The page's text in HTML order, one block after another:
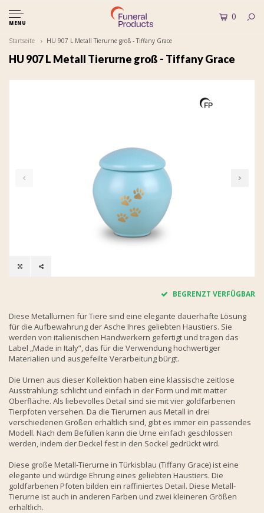
MENU
0
Startseite HU 907 L Metall Tierurne groß - Tiffany Grace
HU 907 L Metall Tierurne groß - Tiffany Grace
BEGRENZT VERFÜGBAR
Diese Metallurnen für Tiere sind eine elegante dauerhafte Lösung
für die Aufbewahrung der Asche Ihres geliebten Haustiers. Sie
werden von italienischen Handwerkern gefertigt und tragen das
Label „Made in Italy”, das für die Verwendung hochwertiger
Materialien und ausgefeilte Verarbeitung bürgt.
Die Urnen aus dieser Kollektion haben eine klassische zeitlose
Ausstrahlung: schlicht und einfach in der Form und mit matter
Oberfläche. Als liebevolles Detail sind sie mit vier goldfarbenen
Tierpfoten versehen. Da die Tierurnen aus Metall in drei
verschiedenen Größen erhältlich sind, gibt es immer ein passendes
Modell. Nach dem Befüllen kann die Urne einfach geschlossen
werden, indem der Deckel fest in den Sockel gedrückt wird.
Diese große Metall-Tierurne in Türkisblau (Tiffany Grace) ist eine
elegante und würdige Ehrung eines geliebten Haustiers. Die
goldfarbenen Pfoten bilden ein raffiniertes Detail. Diese Metall-
Tierurne ist auch in anderen Farben und zwei kleineren Größen
erhältlich.